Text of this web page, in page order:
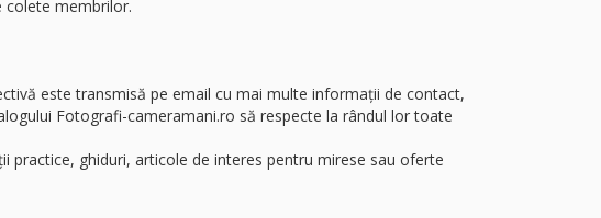
colete membrilor.
este transmisă pe email cu mai multe informații de contact,
Fotografi-cameramani.ro să respecte la rândul lor toate
practice, ghiduri, articole de interes pentru mirese sau oferte